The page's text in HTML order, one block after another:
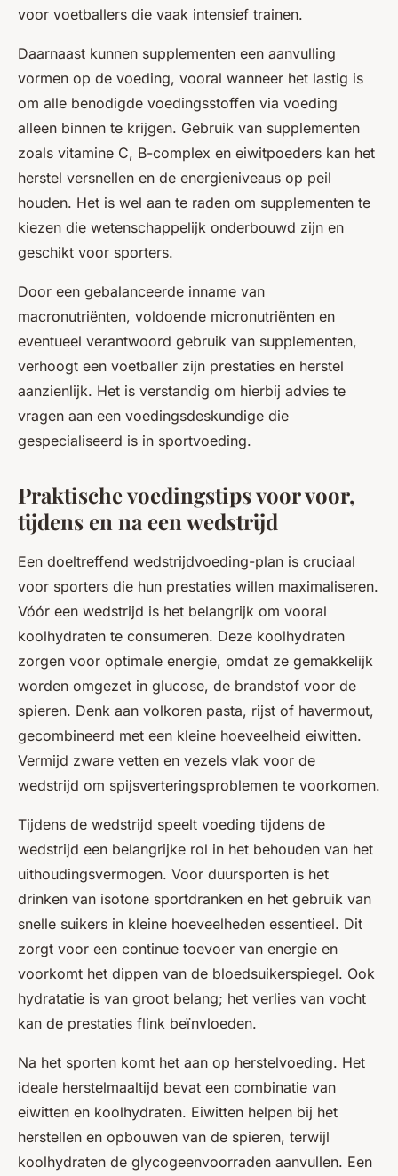
voor voetballers die vaak intensief trainen.
Daarnaast kunnen supplementen een aanvulling
vormen op de voeding, vooral wanneer het lastig is
om alle benodigde voedingsstoffen via voeding
alleen binnen te krijgen. Gebruik van supplementen
zoals vitamine C, B-complex en eiwitpoeders kan het
herstel versnellen en de energieniveaus op peil
houden. Het is wel aan te raden om supplementen te
kiezen die wetenschappelijk onderbouwd zijn en
geschikt voor sporters.
Door een gebalanceerde inname van
macronutriënten, voldoende micronutriënten en
eventueel verantwoord gebruik van supplementen,
verhoogt een voetballer zijn prestaties en herstel
aanzienlijk. Het is verstandig om hierbij advies te
vragen aan een voedingsdeskundige die
gespecialiseerd is in sportvoeding.
Praktische voedingstips voor voor,
tijdens en na een wedstrijd
Een doeltreffend wedstrijdvoeding-plan is cruciaal
voor sporters die hun prestaties willen maximaliseren.
Vóór een wedstrijd is het belangrijk om vooral
koolhydraten te consumeren. Deze koolhydraten
zorgen voor optimale energie, omdat ze gemakkelijk
worden omgezet in glucose, de brandstof voor de
spieren. Denk aan volkoren pasta, rijst of havermout,
gecombineerd met een kleine hoeveelheid eiwitten.
Vermijd zware vetten en vezels vlak voor de
wedstrijd om spijsverteringsproblemen te voorkomen.
Tijdens de wedstrijd speelt voeding tijdens de
wedstrijd een belangrijke rol in het behouden van het
uithoudingsvermogen. Voor duursporten is het
drinken van isotone sportdranken en het gebruik van
snelle suikers in kleine hoeveelheden essentieel. Dit
zorgt voor een continue toevoer van energie en
voorkomt het dippen van de bloedsuikerspiegel. Ook
hydratatie is van groot belang; het verlies van vocht
kan de prestaties flink beïnvloeden.
Na het sporten komt het aan op herstelvoeding. Het
ideale herstelmaaltijd bevat een combinatie van
eiwitten en koolhydraten. Eiwitten helpen bij het
herstellen en opbouwen van de spieren, terwijl
koolhydraten de glycogeenvoorraden aanvullen. Een